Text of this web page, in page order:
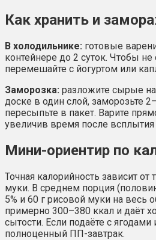
Как хранить и
В холодильнике: готовые
контейнере до 2 суток. Чтобы не
перемешайте с йогуртом или
Заморозка: разложите сырые
доске в один слой, заморозьте
пересыпьте в пакет. Варите
увеличив время после
Мини-ориентир по
Точная калорийность зависит от
муки. В среднем порция
5% и 60 г рисовой муки на весь
примерно 300–380 ккал и даёт
сытости. Если подаёте с ягодами
полноценный ПП-завтрак.